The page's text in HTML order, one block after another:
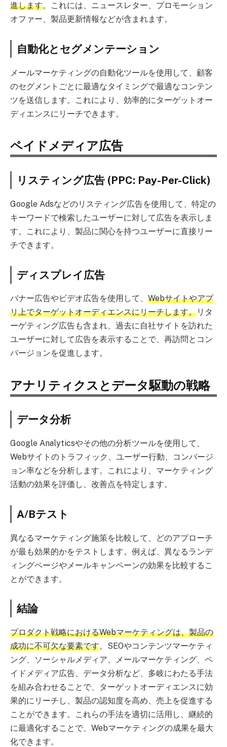
進します。これには、ニュースレター、プロモーション
オファー、製品更新情報などが含まれます。
自動化とセグメンテーション
メールマーケティングの自動化ツールを使用して、顧客
のセグメントごとに最適なタイミングで最適なコンテン
ツを送信します。これにより、効率的にターゲットオー
ディエンスにリーチできます。
ペイドメディア広告
リスティング広告 (PPC: Pay-Per-Click)
Google Adsなどのリスティング広告を使用して、特定の
キーワードで検索したユーザーに対して広告を表示しま
す。これにより、製品に関心を持つユーザーに直接リー
チできます。
ディスプレイ広告
バナー広告やビデオ広告を使用して、 Webサイトやアプ
リ上でターゲットオーディエンスにリーチします。リタ
ーゲティング広告も含まれ、過去に自社サイトを訪れた
ユーザーに対して広告を表示することで、再訪問とコン
バージョンを促進します。
アナリティクスとデータ駆動の戦略
データ分析
Google Analyticsやその他の分析ツールを使用して、
Webサイトのトラフィック、ユーザー行動、コンバージ
ョン率などを分析します。これにより、マーケティング
活動の効果を評価し、改善点を特定します。
A/Bテスト
異なるマーケティング施策を比較して、どのアプローチ
が最も効果的かをテストします。例えば、異なるランデ
ィングページやメールキャンペーンの効果を比較するこ
とができます。
結論
プロダクト戦略におけるWebマーケティングは、製品の
成功に不可欠な要素です。SEOやコンテンツマーケティ
ング、ソーシャルメディア、メールマーケティング、ペ
イドメディア広告、データ分析など、多岐にわたる手法
を組み合わせることで、ターゲットオーディエンスに効
果的にリーチし、製品の認知度を高め、売上を促進する
ことができます。これらの手法を適切に活用し、継続的
に最適化することで、Webマーケティングの成果を最大
化できます。